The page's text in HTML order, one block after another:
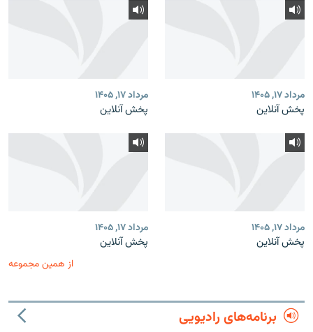
مرداد ۱۷, ۱۴۰۵
پخش آنلاین
مرداد ۱۷, ۱۴۰۵
پخش آنلاین
مرداد ۱۷, ۱۴۰۵
پخش آنلاین
مرداد ۱۷, ۱۴۰۵
پخش آنلاین
از همین مجموعه
برنامه‌های رادیویی